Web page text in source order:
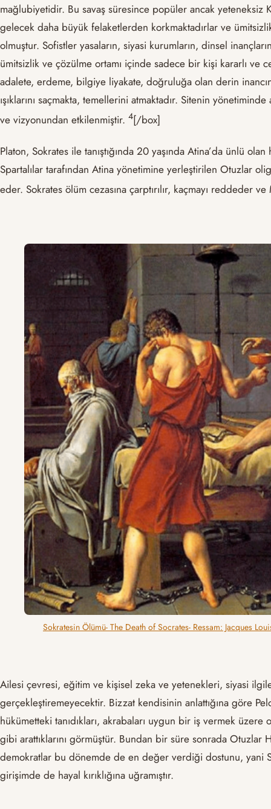
mağlubiyetidir. Bu savaş süresince popüler ancak yeteneksiz
gelecek daha büyük felaketlerden korkmaktadırlar ve
olmuştur. Sofistler yasaların, siyasi kurumların, dinsel
ümitsizlik ve çözülme ortamı içinde sadece bir kişi kararlı
adalete, erdeme, bilgiye liyakate, doğruluğa olan derin
ışıklarını saçmakta, temellerini atmaktadır. Sitenin
ve vizyonundan etkilenmiştir. 4[/box]
Platon, Sokrates ile tanıştığında 20 yaşında Atina’da ünlü
Spartalılar tarafından Atina yönetimine yerleştirilen Otuzlar
eder. Sokrates ölüm cezasına çarptırılır, kaçmayı reddeder
Sokratesin Ölümü- The Death of Socrates- Ressam: Jacques
Ailesi çevresi, eğitim ve kişisel zeka ve yetenekleri, siyasi
gerçekleştiremeyecektir. Bizzat kendisinin anlattığına göre
hükümetteki tanıdıkları, akrabaları uygun bir iş vermek
gibi arattıklarını görmüştür. Bundan bir süre sonrada
demokratlar bu dönemde de en değer verdiği dostunu, yani
girişimde de hayal kırıklığına uğramıştır.